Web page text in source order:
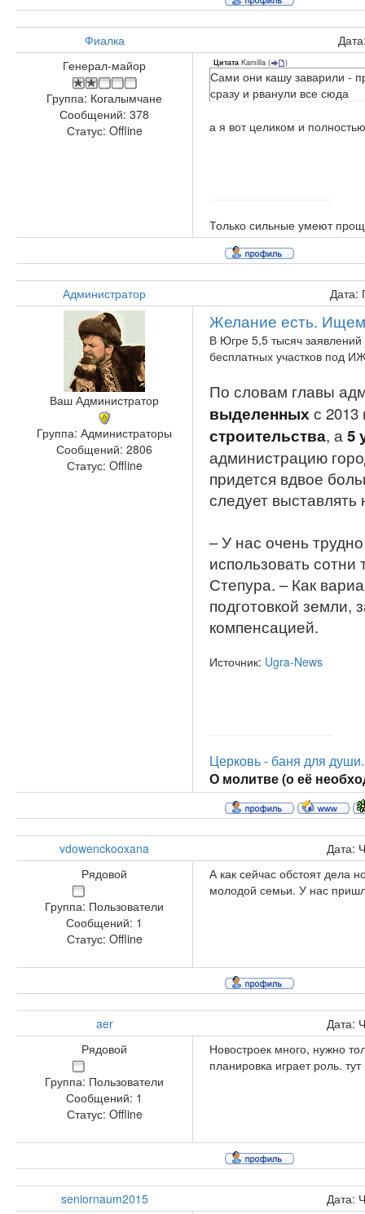
Фиалка
Генерал-майор
Группа: Когалымчане
Сообщений: 378
Статус: Offline
Цитата Kamilla ( )
Сами они кашу заварили -
сразу и рванули все сюда
а я вот целиком и
Только сильные умеют
Администратор Дата:
Ваш Администратор
Группа: Администраторы
Сообщений: 2806
Статус: Offline
Желание есть.
В Югре 5,5 тысяч
бесплатных участков под
По словам главы
выделенныхс 2013
строительства, а 5
администрацию
придется вдвое
следует выставлять
– У нас очень
использовать
Степура. – Как
подготовкой земли,
компенсацией.
Источник: Ugra-News
Церковь - баня для
О молитве (о её
vdowenckooxana
Дата:
Рядовой
Группа: Пользователи
Сообщений: 1
Статус: Offline
А как сейчас обстоят дела
молодой семьи. У нас
aer
Дата:
Рядовой
Группа: Пользователи
Сообщений: 1
Статус: Offline
Новостроек много, нужно
планировка играет роль.
seniornaum2015
Дата: